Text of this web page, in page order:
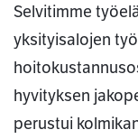
Selvitimme
yksityisalojen
hyvityksen
perustui